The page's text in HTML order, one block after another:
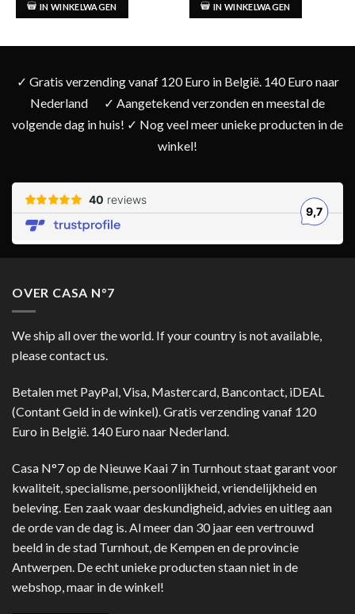
IN WINKELWAGEN IN WINKELWAGEN
✓ Gratis verzending vanaf 120 Euro in België. 140 Euro naar
Nederland
✓ Aangetekend verzonden en meestal de
volgende dag in huis! ✓ Nog veel meer unieke producten in de
winkel!
OVER CASA N°7
We ship all over the world. If your country is not available,
please contact us.
Betalen met PayPal, Visa, Mastercard, Bancontact, iDEAL
(Contant Geld in de winkel). Gratis verzending vanaf 120
Euro in België. 140 Euro naar Nederland.
Casa N°7 op de Nieuwe Kaai 7 in Turnhout staat garant voor
kwaliteit, specialisme, persoonlijkheid, vriendelijkheid en
beleving. Een zaak waar deskundigheid, advies en uitleg aan
de orde van de dag is. Al meer dan 30 jaar een vertrouwd
beeld in de stad Turnhout, de Kempen en de provincie
Antwerpen. De echt unieke producten staan niet in de
webshop, maar in de winkel!